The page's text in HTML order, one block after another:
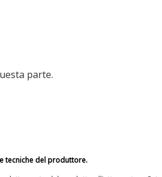
parte.
tecniche del produttore.